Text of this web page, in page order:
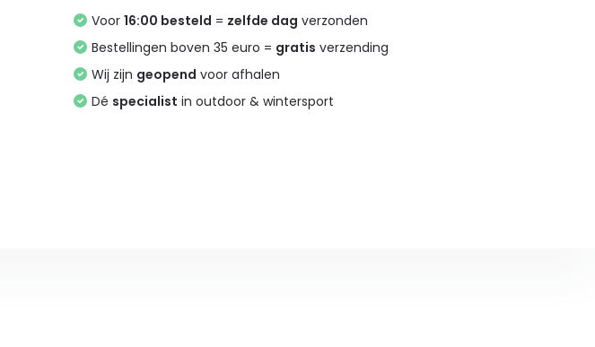
Voor16:00 besteld = zelfde dag verzonden
Bestellingen boven 35 euro = gratis verzending
Wij zijn geopend voor afhalen
Dé specialist in outdoor & wintersport